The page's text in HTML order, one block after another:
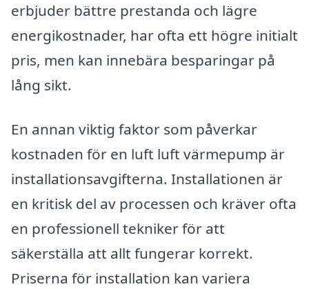
erbjuder bättre prestanda och lägre
energikostnader, har ofta ett högre initialt
pris, men kan innebära besparingar på
lång sikt.
En annan viktig faktor som påverkar
kostnaden för en luft luft värmepump är
installationsavgifterna. Installationen är
en kritisk del av processen och kräver ofta
en professionell tekniker för att
säkerställa att allt fungerar korrekt.
Priserna för installation kan variera